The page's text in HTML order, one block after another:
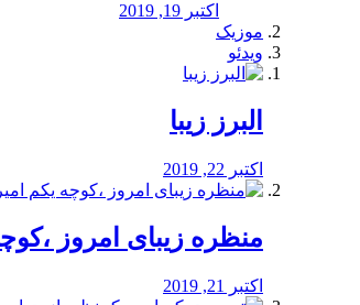
اکتبر 19, 2019
موزیک
ویدئو
البرز زیبا
اکتبر 22, 2019
منظره‌‌ زیبای امروز
اکتبر 21, 2019